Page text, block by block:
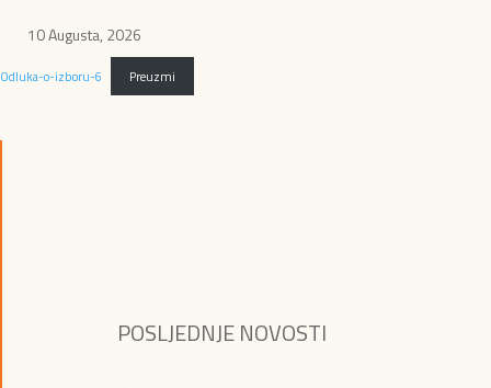
10 Augusta, 2026
Odluka-o-izboru-6 Preuzmi
POSLJEDNJE NOVOSTI